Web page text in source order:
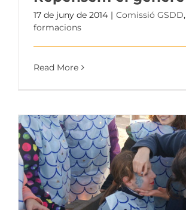
17 de juny de 2014 | Comissió GSDD,
formacions
Read More